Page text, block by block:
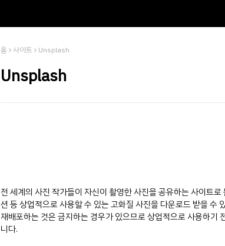
홈 사이트 Unsplash
Unsplash
전 세계의 사진 작가들이 자신이 촬영한 사진을 공유하는 사이트
션 등 상업적으로 사용할 수 있는 고화질 사진을 다운로드 받을 수
재배포하는 것은 금지하는 경우가 있으므로 상업적으로 사용하기
니다.